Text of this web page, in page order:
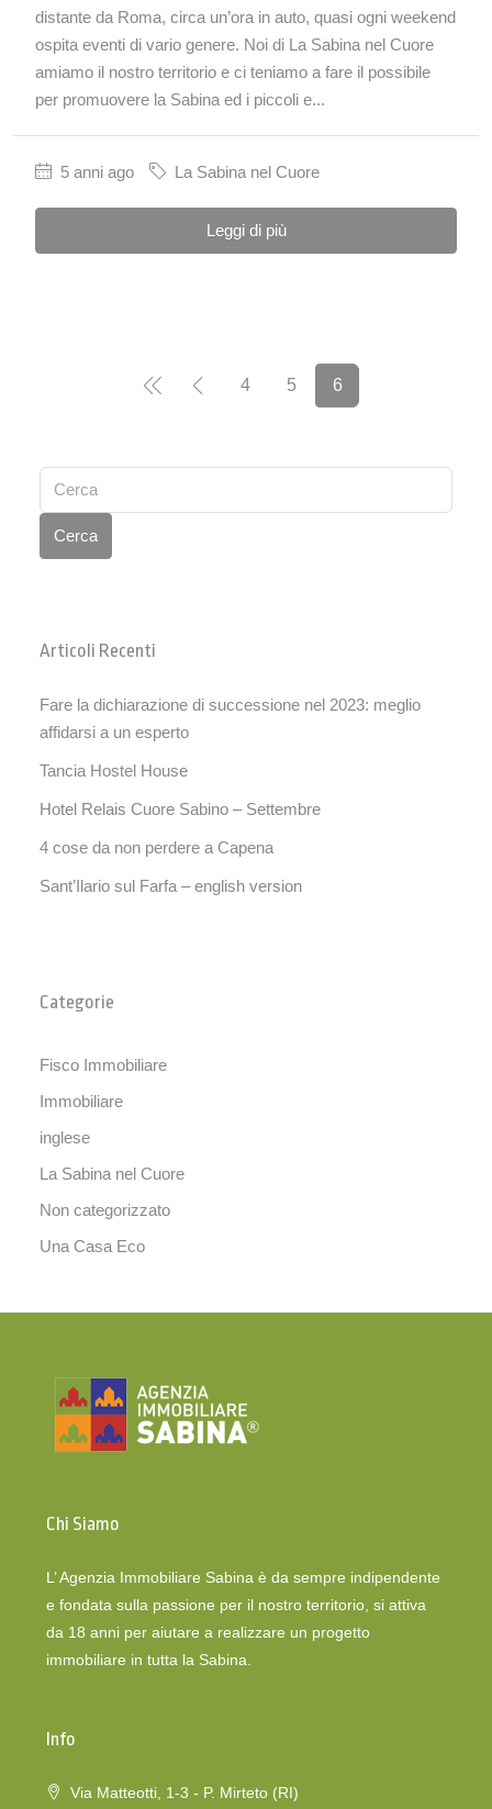
distante da Roma, circa un’ora in auto, quasi ogni weekend
ospita eventi di vario genere. Noi di La Sabina nel Cuore
amiamo il nostro territorio e ci teniamo a fare il possibile
per promuovere la Sabina ed i piccoli e...
5 anni ago La Sabina nel Cuore
Leggi di più
4 5 6
Cerca
Articoli Recenti
Fare la dichiarazione di successione nel 2023: meglio
affidarsi a un esperto
Tancia Hostel House
Hotel Relais Cuore Sabino – Settembre
4 cose da non perdere a Capena
Sant’Ilario sul Farfa – english version
Categorie
Fisco Immobiliare
Immobiliare
inglese
La Sabina nel Cuore
Non categorizzato
Una Casa Eco
Chi Siamo
L’ Agenzia Immobiliare Sabina è da sempre indipendente
e fondata sulla passione per il nostro territorio, si attiva
da 18 anni per aiutare a realizzare un progetto
immobiliare in tutta la Sabina.
Info
Via Matteotti, 1-3 - P. Mirteto (RI)